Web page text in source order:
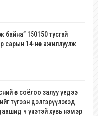
байна” 150150 тусгай
сарын 14-нөөс ажиллуулж
өв соёлоо залуу үедээ
түгээн дэлгэрүүлэхэд
ч үнэтэй хувь нэмэр